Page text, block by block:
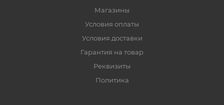
Магазины
Условия оплаты
Условия доставки
Гарантия на товар
Реквизиты
Политика